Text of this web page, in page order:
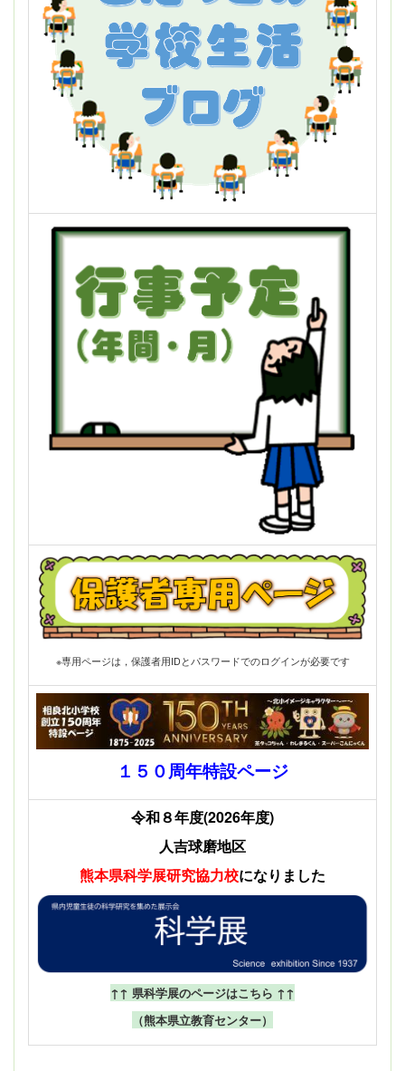
※専用ページは，保護者用IDとパスワードでのログインが必要です
１５０周年特設ページ
令和８年度(2026年度)
人吉球磨地区
熊本県科学展研究協力校になりました
↑↑ 県科学展のページはこちら ↑↑
（熊本県立教育センター）